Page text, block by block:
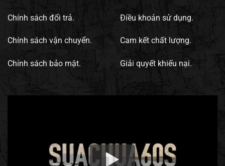
Chính sách đổi trả.
Chính sách vận chuyển.
Chính sách bảo mật.
Điều khoản sử dụng.
Cam kết chất lượng.
Giải quyết khiếu nại.